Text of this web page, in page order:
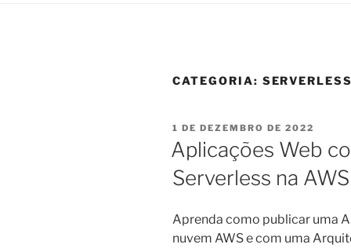
CATEGORIA:
PUBLICADO
EM
1 DE DEZEMBRO DE 2022
Aplicações Web
Serverless na AWS
Aprenda como publicar uma
nuvem AWS e com uma